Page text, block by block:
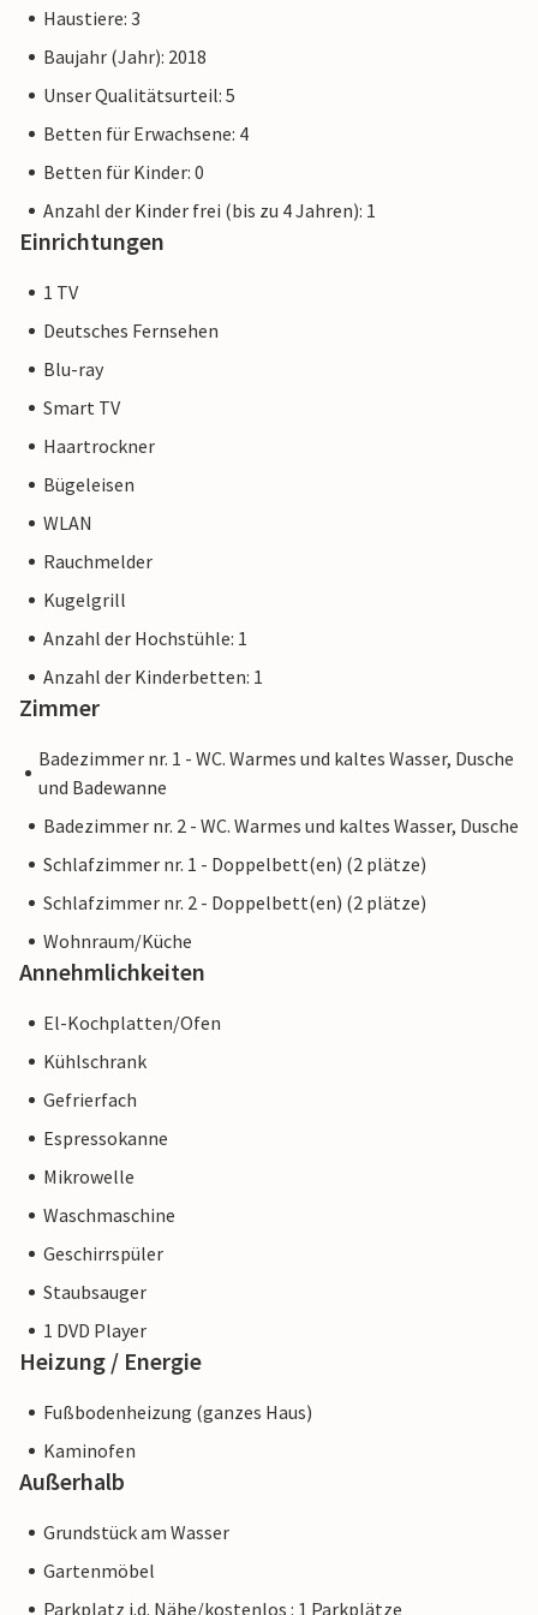
aufgrund der großen Nachfrage noch im Aufbau befindet.
Dennoch entsprechen die Objekte bereits jetzt einem 5-
Aufenthalt. Etwaige Bautätigkeiten im Resort werden Ihren
Urlaubsgenuss nicht beeinträchtigen, weshalb zusätzliche
Rabatte ausgeschlossen sind.
Haustiere: 3
Baujahr (Jahr): 2018
Unser Qualitätsurteil: 5
Betten für Erwachsene: 4
Betten für Kinder: 0
Anzahl der Kinder frei (bis zu 4 Jahren): 1
Einrichtungen
1 TV
Deutsches Fernsehen
Blu-ray
Smart TV
Haartrockner
Bügeleisen
WLAN
Rauchmelder
Kugelgrill
Anzahl der Hochstühle: 1
Anzahl der Kinderbetten: 1
Zimmer
Badezimmer nr. 1 - WC. Warmes und kaltes Wasser, Dusche
und Badewanne
Badezimmer nr. 2 - WC. Warmes und kaltes Wasser, Dusche
Schlafzimmer nr. 1 - Doppelbett(en) (2 plätze)
Schlafzimmer nr. 2 - Doppelbett(en) (2 plätze)
Wohnraum/Küche
Annehmlichkeiten
El-Kochplatten/Ofen
Kühlschrank
Gefrierfach
Espressokanne
Mikrowelle
Waschmaschine
Geschirrspüler
Staubsauger
1 DVD Player
Heizung / Energie
Fußbodenheizung (ganzes Haus)
Kaminofen
Außerhalb
Grundstück am Wasser
Gartenmöbel
Parkplatz i.d. Nähe/kostenlos : 1 Parkplätze